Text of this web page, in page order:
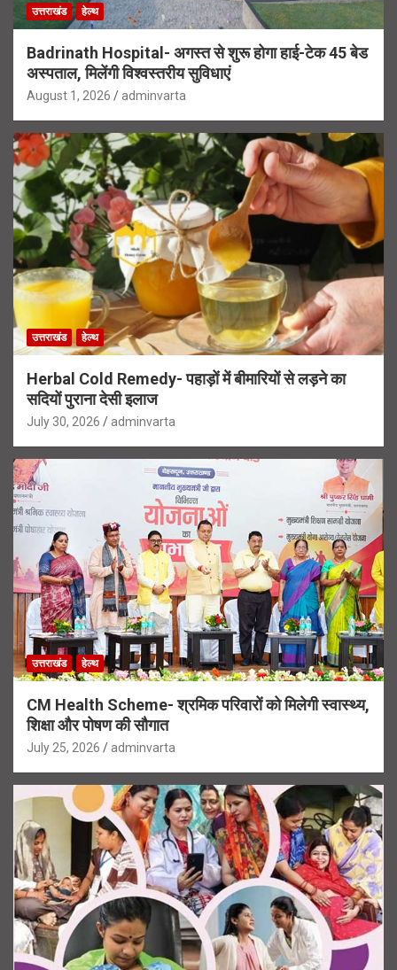
उत्तराखंड हेल्थ
Badrinath Hospital- अगस्त से शुरू होगा हाई-टेक 45 बेड
अस्पताल, मिलेंगी विश्वस्तरीय सुविधाएं
August 1, 2026 adminvarta
उत्तराखंड हेल्थ
Herbal Cold Remedy- पहाड़ों में बीमारियों से लड़ने का
सदियों पुराना देसी इलाज
July 30, 2026 adminvarta
उत्तराखंड हेल्थ
CM Health Scheme- श्रमिक परिवारों को मिलेगी स्वास्थ्य,
शिक्षा और पोषण की सौगात
July 25, 2026 adminvarta